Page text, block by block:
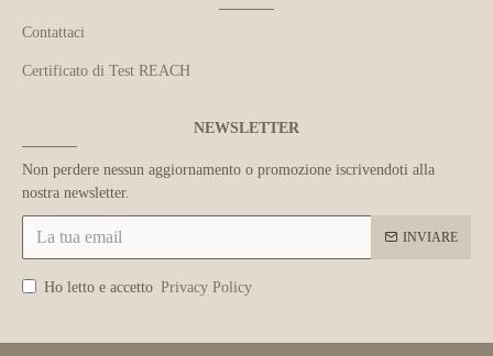
Contattaci
Certificato di Test REACH
NEWSLETTER
Non perdere nessun aggiornamento o promozione iscrivendoti alla
nostra newsletter.
INVIARE
Ho letto e accetto Privacy Policy